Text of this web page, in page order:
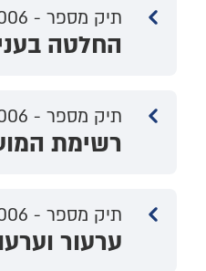
תיק מספר - 0024/2006 |
החלטה
תיק מספר - 0023/2006 |
רשימת
תיק מספר - 0022/2006 |
ערעור